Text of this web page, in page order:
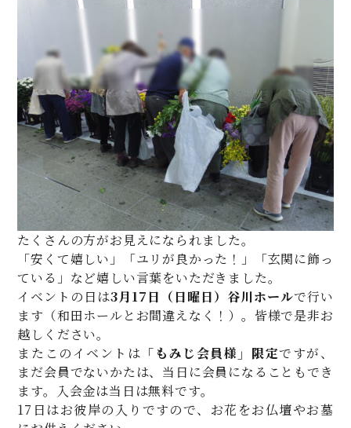
たくさんの方がお見えになられました。
「安くて嬉しい」「ユリが良かった！」「玄関に飾っ
ている」など嬉しい言葉をいただきました。
イベントの日は3月17日（日曜日）谷川ホールで行い
ます（和田ホールとお間違えなく！）。皆様で是非お
越しください。
またこのイベントは 「もみじ会員様」限定ですが、
まだ会員でないかたは、当日に会員になることもでき
ます。入会金は当日は無料です。
17日はお彼岸の入りですので、お花をお仏壇やお墓